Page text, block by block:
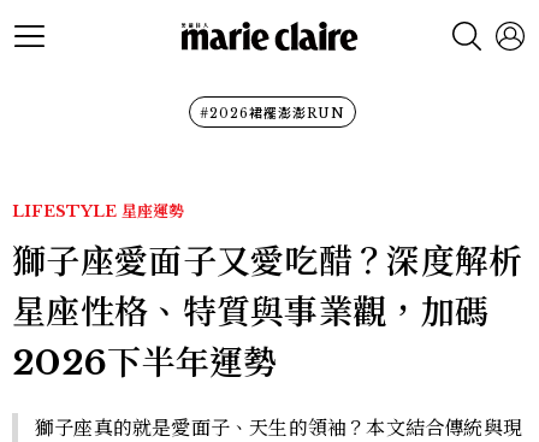
#2026裙襬澎澎RUN
LIFESTYLE 星座運勢
獅子座愛面子又愛吃醋？深度解析
星座性格、特質與事業觀，加碼
2026下半年運勢
獅子座真的就是愛面子、天生的領袖？本文結合傳統與現